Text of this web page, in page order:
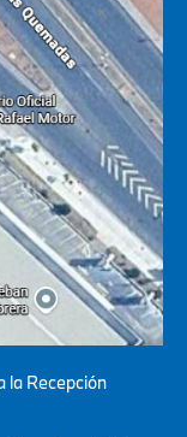
la Recepción